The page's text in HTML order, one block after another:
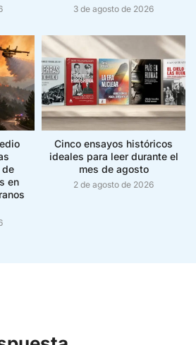
3 de agosto de 2026
de
en
Cinco ensayos históricos
ideales para leer durante el
mes de agosto
2 de agosto de 2026